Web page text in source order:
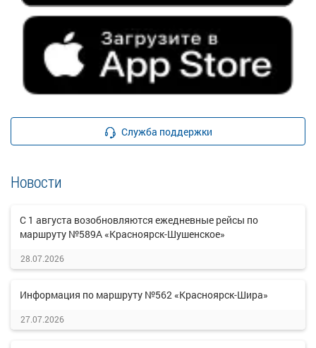
Служба поддержки
Новости
С 1 августа возобновляются ежедневные рейсы по
маршруту №589А «Красноярск-Шушенское»
28.07.2026
Информация по маршруту №562 «Красноярск-Шира»
27.07.2026